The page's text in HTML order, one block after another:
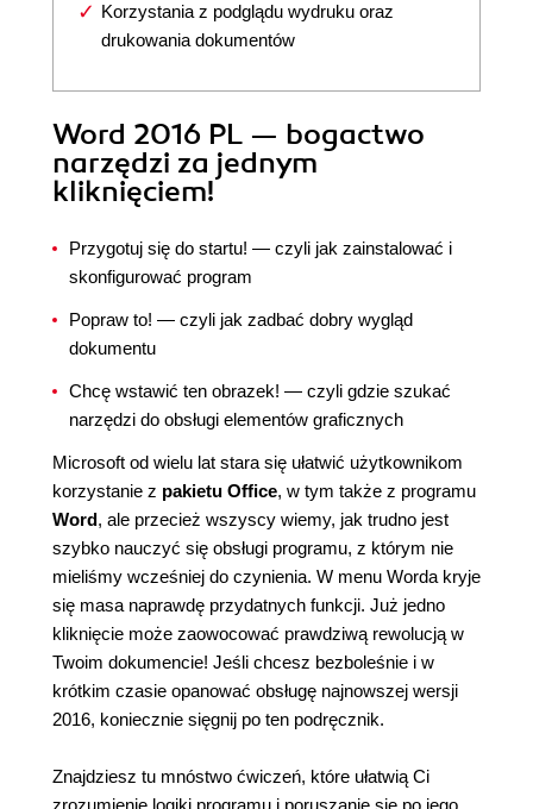
Korzystania z podglądu wydruku oraz
drukowania dokumentów
Word 2016 PL — bogactwo
narzędzi za jednym
kliknięciem!
Przygotuj się do startu! — czyli jak zainstalować i
skonfigurować program
Popraw to! — czyli jak zadbać dobry wygląd
dokumentu
Chcę wstawić ten obrazek! — czyli gdzie szukać
narzędzi do obsługi elementów graficznych
Microsoft od wielu lat stara się ułatwić użytkownikom
korzystanie z pakietu Office, w tym także z programu
Word, ale przecież wszyscy wiemy, jak trudno jest
szybko nauczyć się obsługi programu, z którym nie
mieliśmy wcześniej do czynienia. W menu Worda kryje
się masa naprawdę przydatnych funkcji. Już jedno
kliknięcie może zaowocować prawdziwą rewolucją w
Twoim dokumencie! Jeśli chcesz bezboleśnie i w
krótkim czasie opanować obsługę najnowszej wersji
2016, koniecznie sięgnij po ten podręcznik.
Znajdziesz tu mnóstwo ćwiczeń, które ułatwią Ci
zrozumienie logiki programu i poruszanie się po jego